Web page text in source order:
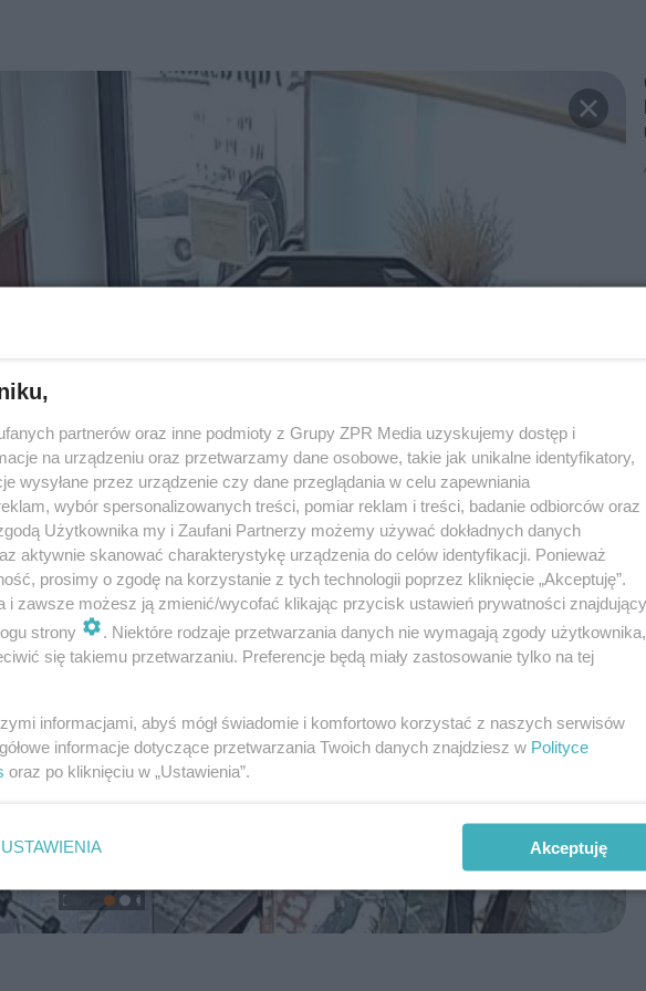
partnerów oraz inne podmioty z Grupy ZPR Media uzyskujemy dostęp i
na urządzeniu oraz przetwarzamy dane osobowe, takie jak unikalne identyfikatory,
wysyłane przez urządzenie czy dane przeglądania w celu zapewniania
wybór spersonalizowanych treści, pomiar reklam i treści, badanie odbiorców oraz
Użytkownika my i Zaufani Partnerzy możemy używać dokładnych danych
aktywnie skanować charakterystykę urządzenia do celów identyfikacji. Ponieważ
prosimy o zgodę na korzystanie z tych technologii poprzez kliknięcie „Akceptuję”.
i zawsze możesz ją zmienić/wycofać klikając przycisk ustawień prywatności znajdujący
strony
. Niektóre rodzaje przetwarzania danych nie wymagają zgody użytkownika,
się takiemu przetwarzaniu. Preferencje będą miały zastosowanie tylko na tej
informacjami, abyś mógł świadomie i komfortowo korzystać z naszych serwisów
informacje dotyczące przetwarzania Twoich danych znajdziesz w Polityce
oraz po kliknięciu w „Ustawienia”.
USTAWIENIA Akceptuję